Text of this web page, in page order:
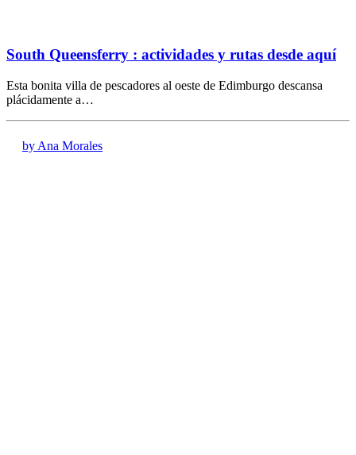
South Queensferry : actividades y rutas desde aquí
Esta bonita villa de pescadores al oeste de Edimburgo descansa
plácidamente a…
by Ana Morales